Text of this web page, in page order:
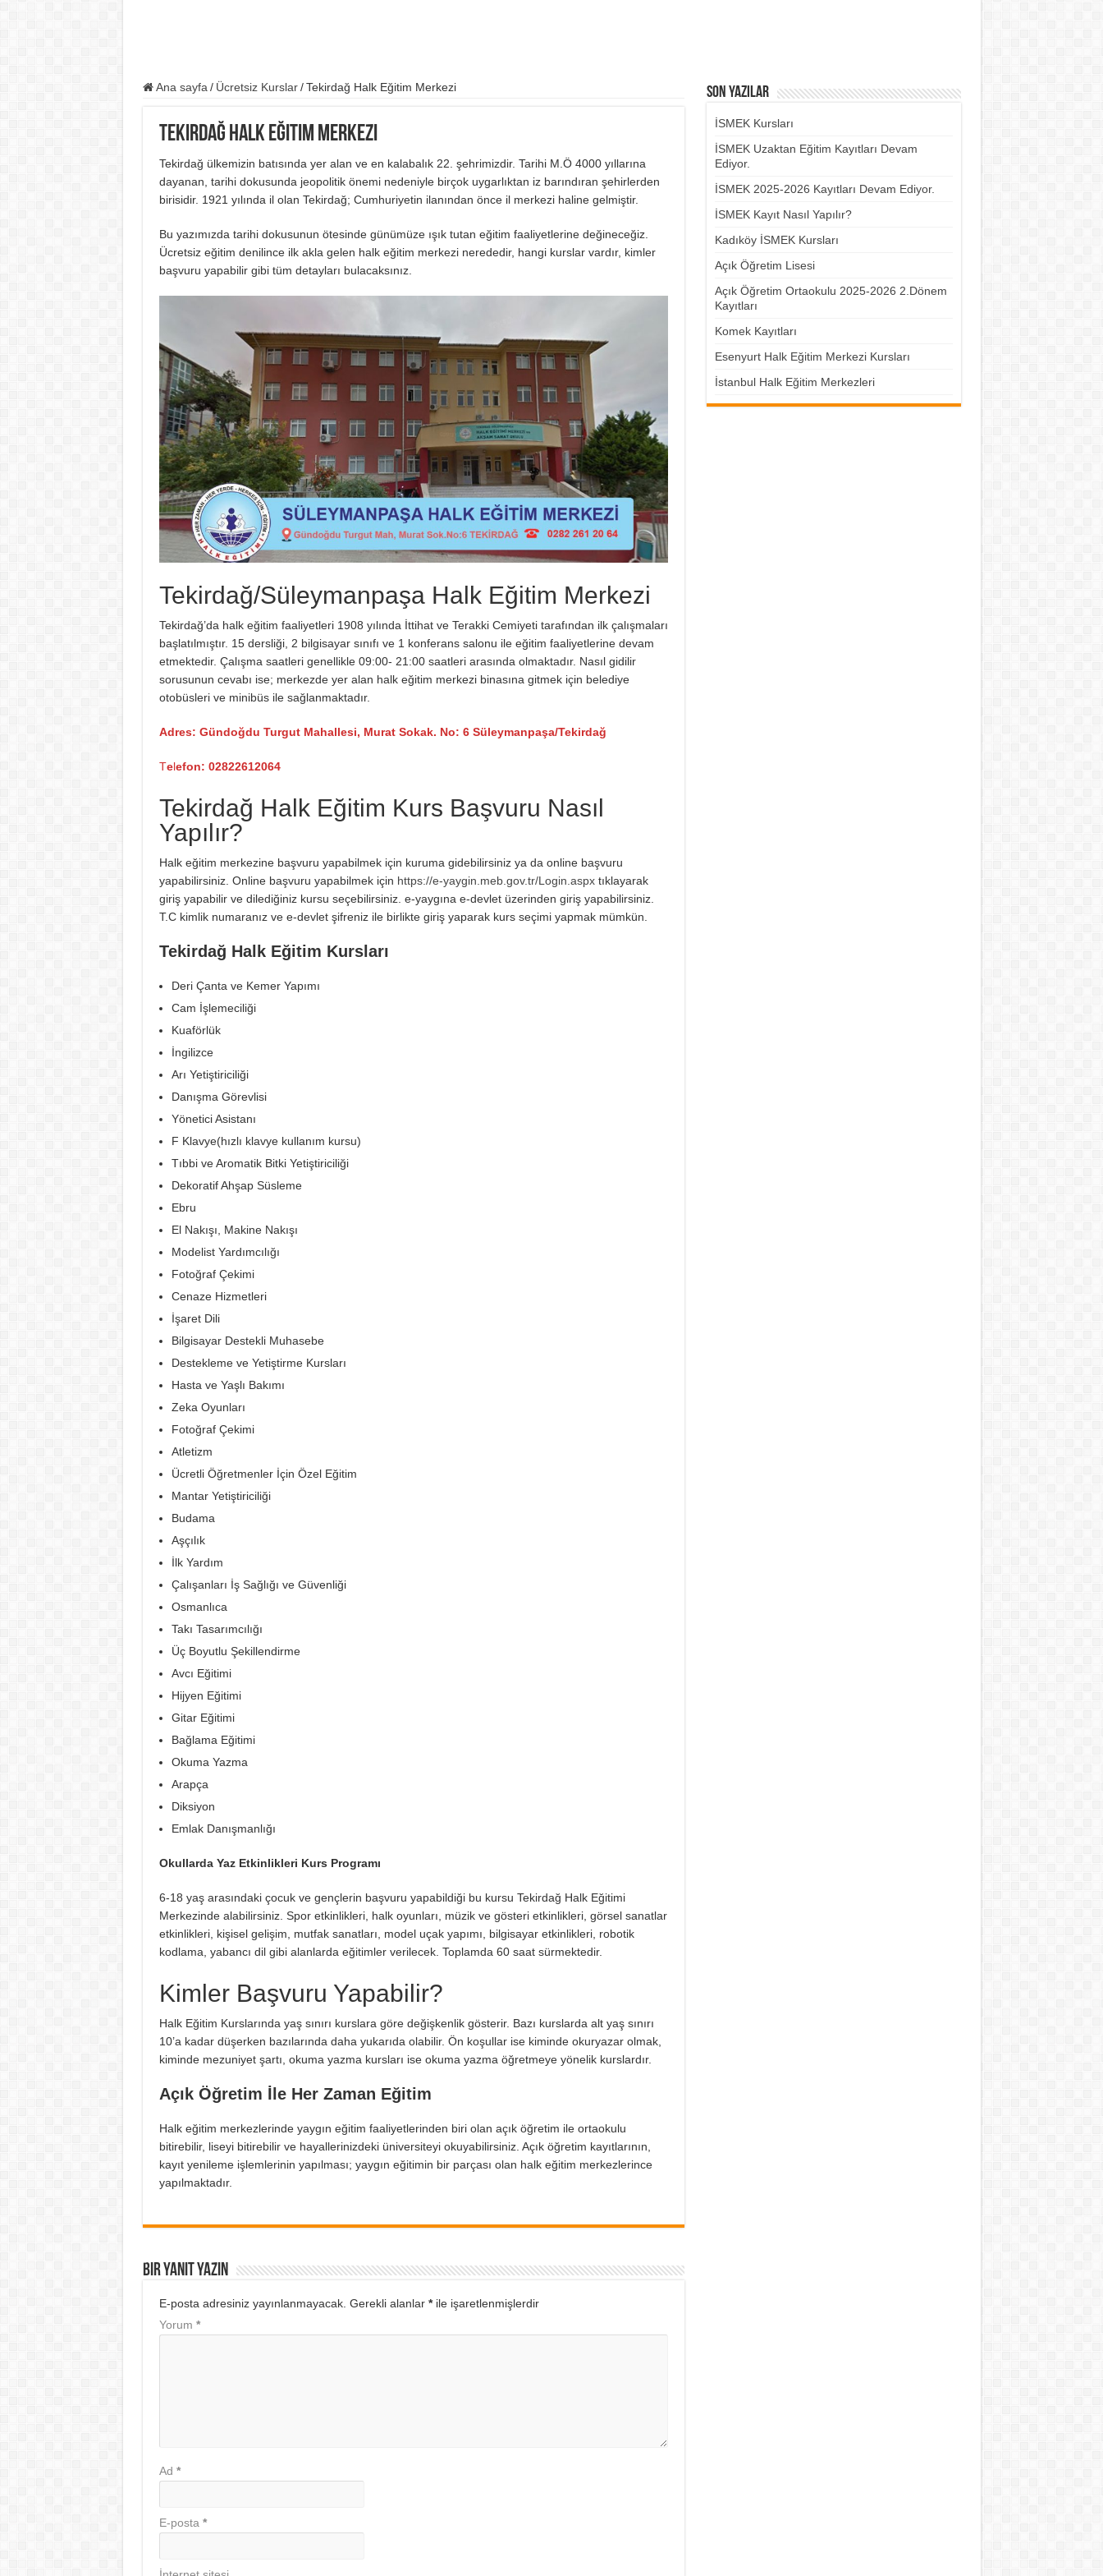
Ana sayfa / Ücretsiz Kurslar / Tekirdağ Halk Eğitim Merkezi
Tekirdağ Halk Eğitim Merkezi
Tekirdağ ülkemizin batısında yer alan ve en kalabalık 22. şehrimizdir. Tarihi M.Ö 4000 yıllarına
dayanan, tarihi dokusunda jeopolitik önemi nedeniyle birçok uygarlıktan iz barındıran şehirlerden
birisidir. 1921 yılında il olan Tekirdağ; Cumhuriyetin ilanından önce il merkezi haline gelmiştir.
Bu yazımızda tarihi dokusunun ötesinde günümüze ışık tutan eğitim faaliyetlerine değineceğiz.
Ücretsiz eğitim denilince ilk akla gelen halk eğitim merkezi nerededir, hangi kurslar vardır, kimler
başvuru yapabilir gibi tüm detayları bulacaksınız.
Tekirdağ/Süleymanpaşa Halk Eğitim Merkezi
Tekirdağ’da halk eğitim faaliyetleri 1908 yılında İttihat ve Terakki Cemiyeti tarafından ilk çalışmaları
başlatılmıştır. 15 dersliği, 2 bilgisayar sınıfı ve 1 konferans salonu ile eğitim faaliyetlerine devam
etmektedir. Çalışma saatleri genellikle 09:00- 21:00 saatleri arasında olmaktadır. Nasıl gidilir
sorusunun cevabı ise; merkezde yer alan halk eğitim merkezi binasına gitmek için belediye
otobüsleri ve minibüs ile sağlanmaktadır.
Adres: Gündoğdu Turgut Mahallesi, Murat Sokak. No: 6 Süleymanpaşa/Tekirdağ
Telefon: 02822612064
Tekirdağ Halk Eğitim Kurs Başvuru Nasıl
Yapılır?
Halk eğitim merkezine başvuru yapabilmek için kuruma gidebilirsiniz ya da online başvuru
yapabilirsiniz. Online başvuru yapabilmek için https://e-yaygin.meb.gov.tr/Login.aspxtıklayarak
giriş yapabilir ve dilediğiniz kursu seçebilirsiniz. e-yaygına e-devlet üzerinden giriş yapabilirsiniz.
T.C kimlik numaranız ve e-devlet şifreniz ile birlikte giriş yaparak kurs seçimi yapmak mümkün.
Tekirdağ Halk Eğitim Kursları
Deri Çanta ve Kemer Yapımı
Cam İşlemeciliği
Kuaförlük
İngilizce
Arı Yetiştiriciliği
Danışma Görevlisi
Yönetici Asistanı
F Klavye(hızlı klavye kullanım kursu)
Tıbbi ve Aromatik Bitki Yetiştiriciliği
Dekoratif Ahşap Süsleme
Ebru
El Nakışı, Makine Nakışı
Modelist Yardımcılığı
Fotoğraf Çekimi
Cenaze Hizmetleri
İşaret Dili
Bilgisayar Destekli Muhasebe
Destekleme ve Yetiştirme Kursları
Hasta ve Yaşlı Bakımı
Zeka Oyunları
Fotoğraf Çekimi
Atletizm
Ücretli Öğretmenler İçin Özel Eğitim
Mantar Yetiştiriciliği
Budama
Aşçılık
İlk Yardım
Çalışanları İş Sağlığı ve Güvenliği
Osmanlıca
Takı Tasarımcılığı
Üç Boyutlu Şekillendirme
Avcı Eğitimi
Hijyen Eğitimi
Gitar Eğitimi
Bağlama Eğitimi
Okuma Yazma
Arapça
Diksiyon
Emlak Danışmanlığı
Okullarda Yaz Etkinlikleri Kurs Programı
6-18 yaş arasındaki çocuk ve gençlerin başvuru yapabildiği bu kursu Tekirdağ Halk Eğitimi
Merkezinde alabilirsiniz. Spor etkinlikleri, halk oyunları, müzik ve gösteri etkinlikleri, görsel sanatlar
etkinlikleri, kişisel gelişim, mutfak sanatları, model uçak yapımı, bilgisayar etkinlikleri, robotik
kodlama, yabancı dil gibi alanlarda eğitimler verilecek. Toplamda 60 saat sürmektedir.
Kimler Başvuru Yapabilir?
Halk Eğitim Kurslarında yaş sınırı kurslara göre değişkenlik gösterir. Bazı kurslarda alt yaş sınırı
10’a kadar düşerken bazılarında daha yukarıda olabilir. Ön koşullar ise kiminde okuryazar olmak,
kiminde mezuniyet şartı, okuma yazma kursları ise okuma yazma öğretmeye yönelik kurslardır.
Açık Öğretim İle Her Zaman Eğitim
Halk eğitim merkezlerinde yaygın eğitim faaliyetlerinden biri olan açık öğretim ile ortaokulu
bitirebilir, liseyi bitirebilir ve hayallerinizdeki üniversiteyi okuyabilirsiniz. Açık öğretim kayıtlarının,
kayıt yenileme işlemlerinin yapılması; yaygın eğitimin bir parçası olan halk eğitim merkezlerince
yapılmaktadır.
Bir yanıt yazın
E-posta adresiniz yayınlanmayacak. Gerekli alanlar *ile işaretlenmişlerdir
Yorum *
Ad *
E-posta *
Son Yazılar
İSMEK Kursları
İSMEK Uzaktan Eğitim Kayıtları Devam
Ediyor.
İSMEK 2025-2026 Kayıtları Devam Ediyor.
İSMEK Kayıt Nasıl Yapılır?
Kadıköy İSMEK Kursları
Açık Öğretim Lisesi
Açık Öğretim Ortaokulu 2025-2026 2.Dönem
Kayıtları
Komek Kayıtları
Esenyurt Halk Eğitim Merkezi Kursları
İstanbul Halk Eğitim Merkezleri